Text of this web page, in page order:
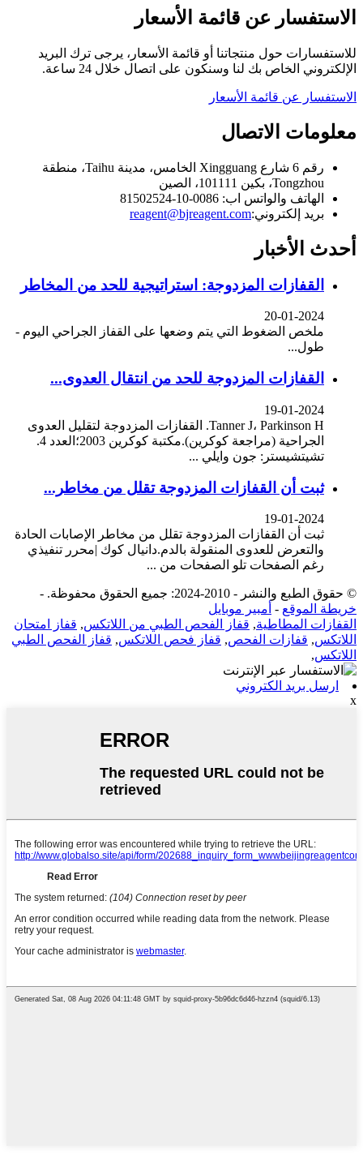
الاستفسار عن قائمة الأسعار
للاستفسارات حول منتجاتنا أو قائمة الأسعار، يرجى ترك البريد
الإلكتروني الخاص بك لنا وسنكون على اتصال خلال 24 ساعة.
الاستفسار عن قائمة الأسعار
معلومات الاتصال
رقم 6 شارع Xingguang الخامس، مدينة Taihu، منطقة
Tongzhou، بكين 101111، الصين
الهاتف والواتس اب: 0086-10-81502524
بريد إلكتروني:reagent@bjreagent.com
أحدث الأخبار
القفازات المزدوجة: استراتيجية للحد من المخاطر
20-01-2024
ملخص الضغوط التي يتم وضعها على القفاز الجراحي اليوم -
طول...
القفازات المزدوجة للحد من انتقال العدوى...
19-01-2024
Tanner J، Parkinson H. القفازات المزدوجة لتقليل العدوى
الجراحية (مراجعة كوكرين).مكتبة كوكرين 2003؛العدد 4.
تشيتشيستر: جون وايلي ...
ثبت أن القفازات المزدوجة تقلل من مخاطر...
19-01-2024
ثبت أن القفازات المزدوجة تقلل من مخاطر الإصابات الحادة
والتعرض للعدوى المنقولة بالدم.دانيال كوك |محرر تنفيذي
رغم الصفحات تلو الصفحات من ...
© حقوق الطبع والنشر - 2010-2024: جميع الحقوق محفوظة.
-
خريطة الموقع - أمبير موبايل
القفازات المطاطية, قفاز الفحص الطبي من اللاتكس, قفاز امتحان
اللاتكس, قفازات الفحص, قفاز فحص اللاتكس, قفاز الفحص الطبي
اللاتكس,
ارسل بريد الكتروني
x